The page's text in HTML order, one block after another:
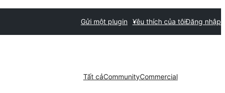
Gửi một plugin Yêu thích của tôiĐăng nhập
Tất cảCommunityCommercial